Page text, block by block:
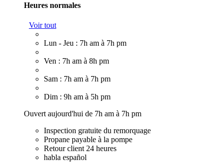
Heures normales
Voir tout
Lun - Jeu : 7h am à 7h pm
Ven : 7h am à 8h pm
Sam : 7h am à 7h pm
Dim : 9h am à 5h pm
Ouvert aujourd'hui de 7h am à 7h pm
Inspection gratuite du remorquage
Propane payable à la pompe
Retour client 24 heures
habla español